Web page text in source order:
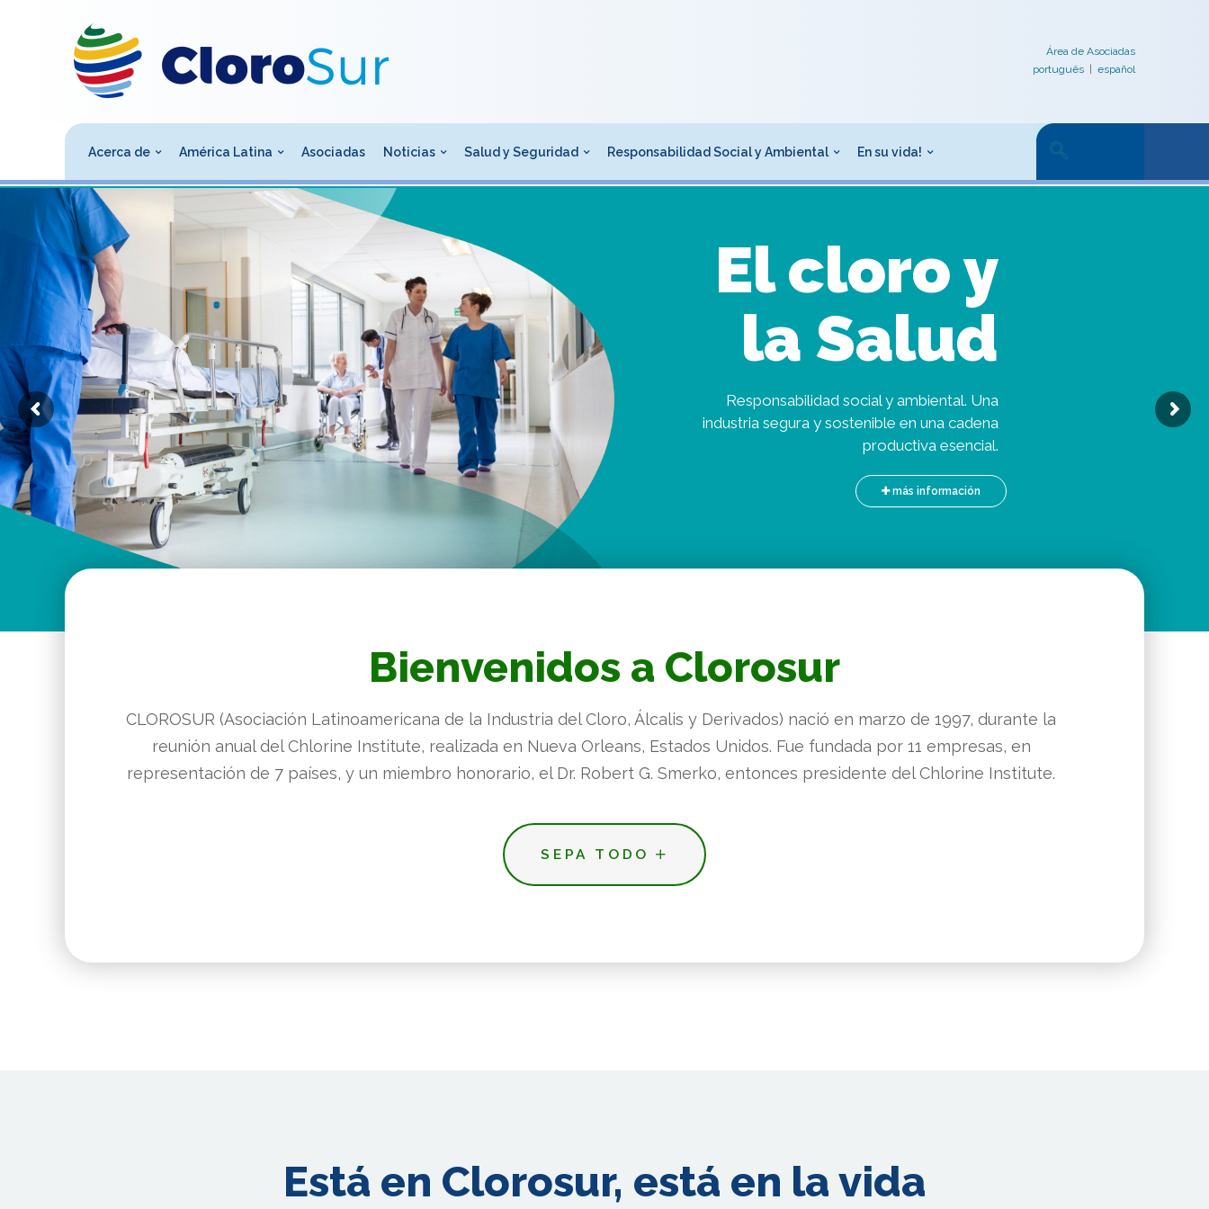
Área de Asociadas
português
español
Acerca de América Latina Asociadas Noticias Salud y Seguridad Responsabilidad Social y Ambiental En su vida!
Bienvenidos a Clorosur
CLOROSUR (Asociación Latinoamericana de la Industria del Cloro, Álcalis y Derivados) nació en marzo de 1997, durante la
reunión anual del Chlorine Institute, realizada en Nueva Orleans, Estados Unidos. Fue fundada por 11 empresas, en
representación de 7 países, y un miembro honorario, el Dr. Robert G. Smerko, entonces presidente del Chlorine Institute.
SEPA TODO
Está en Clorosur, está en la vida